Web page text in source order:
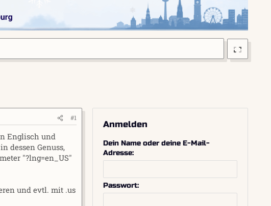
#1
Englisch und
dessen Genuss,
"?lng=en_US"
und evtl. mit .us
Anmelden
Dein Name oder deine E-Mail-
Adresse
Passwort